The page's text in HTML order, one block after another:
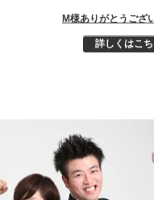
M様ありがとうご
詳しくはこ